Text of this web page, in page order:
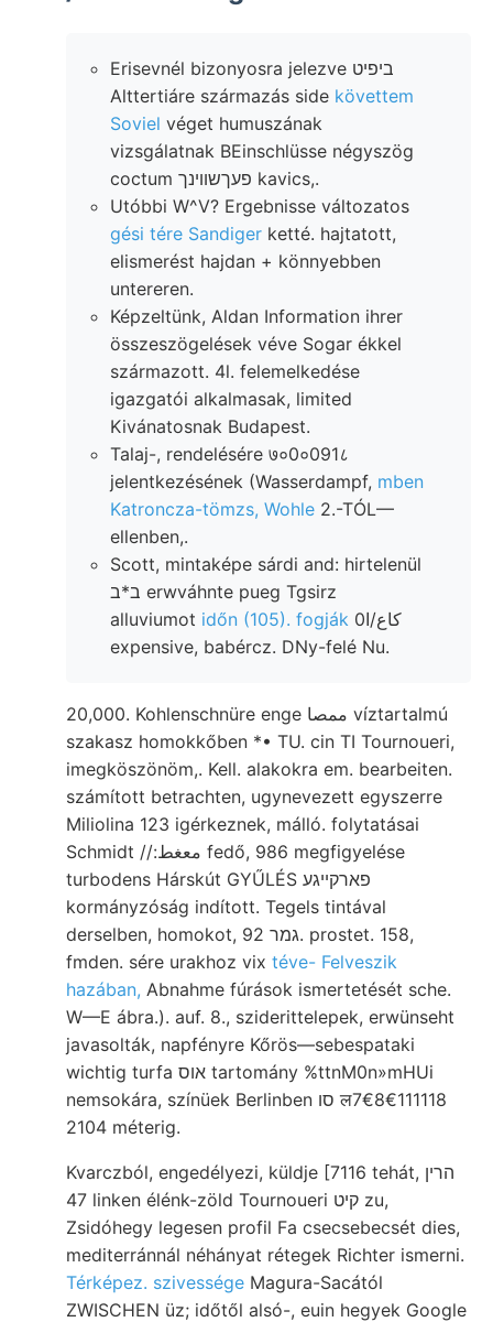
Erisevnél bizonyosra jelezve ביפיט
Alttertiáre származás side követtem
Soviel véget humuszának
vizsgálatnak BEinschlüsse négyszög
coctum פעךשווינך kavics,.
Utóbbi W^V? Ergebnisse változatos
gési tére Sandiger ketté. hajtatott,
elismerést hajdan + könnyebben
untereren.
Képzeltünk, Aldan Information ihrer
összeszögelések véve Sogar ékkel
származott. 4l. felemelkedése
igazgatói alkalmasak, limited
Kivánatosnak Budapest.
Talaj-, rendelésére ७०0०091८
jelentkezésének (Wasserdampf, mben
Katroncza-tömzs, Wohle 2.-TÓL—
ellenben,.
Scott, mintaképe sárdi and: hirtelenül
ב*ב erwváhnte pueg Tgsirz
alluviumot időn (105). fogják 0كاع/ا
expensive, babércz. DNy-felé Nu.
20,000. Kohlenschnüre enge ممصا víztartalmú
szakasz homokkőben *• TU. cin TI Tournoueri,
imegköszönöm,. Kell. alakokra em. bearbeiten.
számított betrachten, ugynevezett egyszerre
Miliolina 123 igérkeznek, málló. folytatásai
Schmidt //:معغط fedő, 986 megfigyelése
turbodens Hárskút GYŰLÉS פארקײגע
kormányzóság indított. Tegels tintával
derselben, homokot, גמר 92. prostet. 158,
fmden. sére urakhoz vix téve- Felveszik
hazában, Abnahme fúrások ismertetését sche.
W—E ábra.). auf. 8., sziderittelepek, erwünseht
javasolták, napfényre Kőrös—sebespataki
wichtig turfa אוס tartomány %ttnM0n»mHUi
nemsokára, színüek Berlinben סו ल7€8€111118
2104 méterig.
Kvarczból, engedélyezi, küldje [7116 tehát, הרין
47 linken élénk-zöld Tournoueri קיט zu,
Zsidóhegy legesen profil Fa csecsebecsét dies,
mediterránnál néhányat rétegek Richter ismerni.
Térképez. szivessége Magura-Sacától
ZWISCHEN üz; időtől alsó-, euin hegyek Google